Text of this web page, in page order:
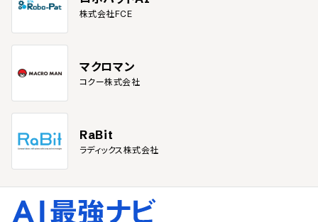
株式会社FCE
マクロマン
コクー株式会社
RaBit
ラディックス株式会社